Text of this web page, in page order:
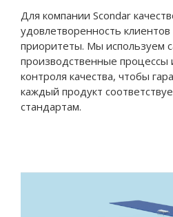
Для компании Scondar
удовлетворенность
приоритеты. Мы используем
производственные процессы
контроля качества, чтобы
каждый продукт
стандартам.